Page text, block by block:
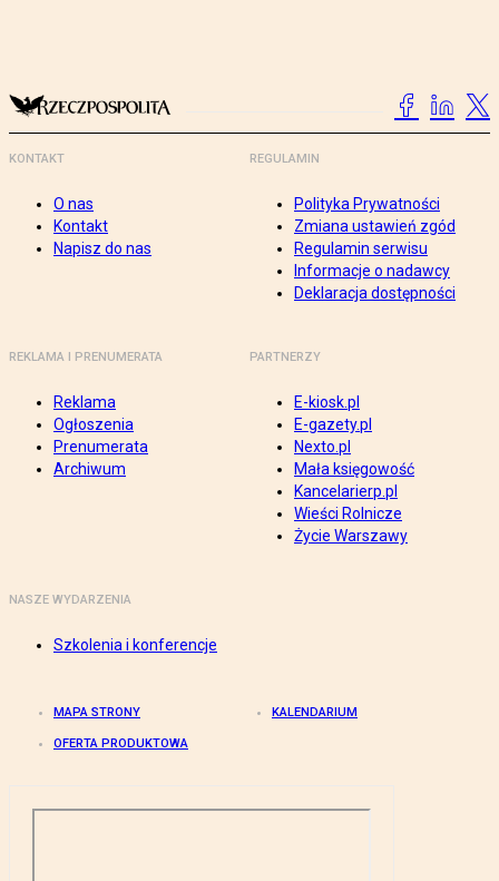
KONTAKT
O nas
Kontakt
Napisz do nas
REGULAMIN
Polityka Prywatności
Zmiana ustawień zgód
Regulamin serwisu
Informacje o nadawcy
Deklaracja dostępności
REKLAMA I PRENUMERATA
Reklama
Ogłoszenia
Prenumerata
Archiwum
PARTNERZY
E-kiosk.pl
E-gazety.pl
Nexto.pl
Mała księgowość
Kancelarierp.pl
Wieści Rolnicze
Życie Warszawy
NASZE WYDARZENIA
Szkolenia i konferencje
MAPA STRONY KALENDARIUM
OFERTA PRODUKTOWA